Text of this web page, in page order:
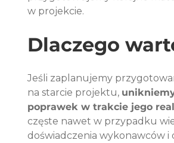
w projekcie.
Dlaczego
Jeśli zaplanujemy
na starcie projektu,
poprawek w trakcie jego
częste nawet w przypadku
doświadczenia wykonawców i